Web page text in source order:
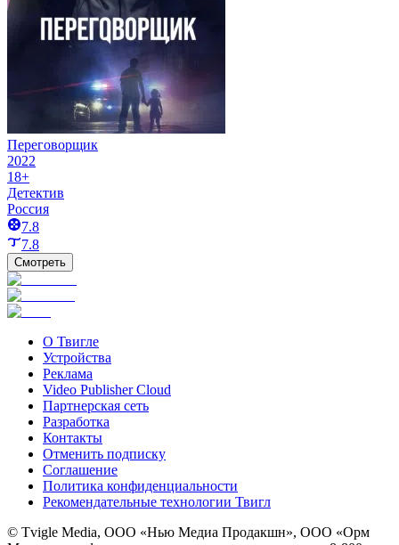
Переговорщик
2022
18+
Детектив
Россия
7.8
7.8
Смотреть
О Твигле
Устройства
Реклама
Video Publisher Cloud
Партнерская сеть
Разработка
Контакты
Отменить подписку
Соглашение
Политика конфиденциальности
Рекомендательные технологии Твигл
© Tvigle Media, ООО «Нью Медиа Продакшн», ООО «Орм